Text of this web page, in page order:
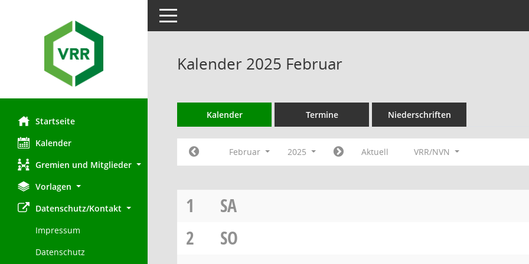
Startseite
Kalender
Gremien und Mitglieder
Vorlagen
Datenschutz/Kontakt
Impressum
Datenschutz
Toggle navigation
Kalender 2025 Februar
Kalender Termine Niederschriften
Februar 2025 Aktuell VRR/NVN
1
SA
2
SO